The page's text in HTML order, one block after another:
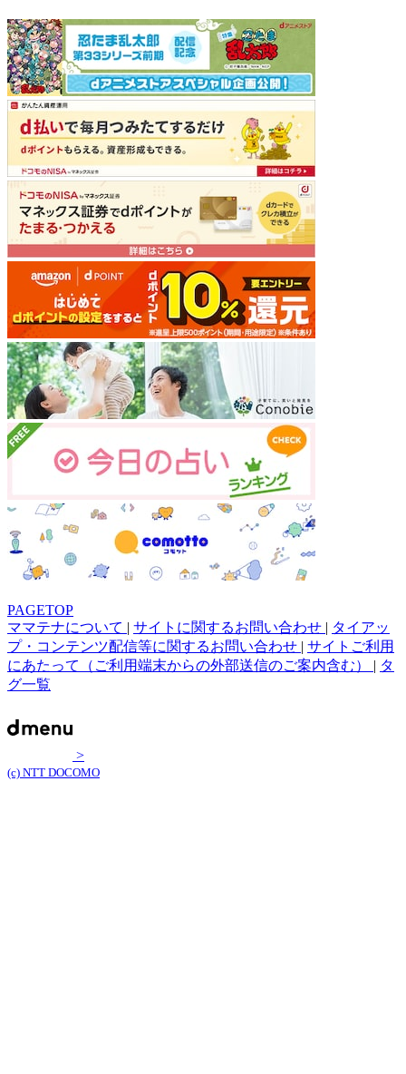
PAGETOP
ママテナについて | サイトに関するお問い合わせ | タイアッ
プ・コンテンツ配信等に関するお問い合わせ | サイトご利用
にあたって（ご利用端末からの外部送信のご案内含む） | タ
グ一覧
>
(c) NTT DOCOMO